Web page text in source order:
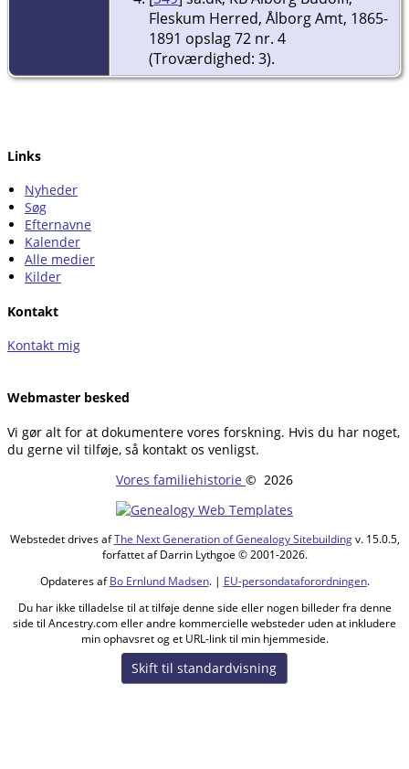
Fleskum Herred, Ålborg Amt, 1865-
1891 opslag 72 nr. 4
(Troværdighed: 3).
Links
Nyheder
Søg
Efternavne
Kalender
Alle medier
Kilder
Kontakt
Kontakt mig
Webmaster besked
Vi gør alt for at dokumentere vores forskning. Hvis du har noget,
du gerne vil tilføje, så kontakt os venligst.
Vores familiehistorie © 2026
Webstedet drives afThe Next Generation of Genealogy Sitebuildingv. 15.0.5,
forfattet af Darrin Lythgoe © 2001-2026.
Opdateres afBo Ernlund Madsen. | EU-persondataforordningen.
Du har ikke tilladelse til at tilføje denne side eller nogen billeder fra denne
side til Ancestry.com eller andre kommercielle websteder uden at inkludere
min ophavsret og et URL-link til min hjemmeside.
Skift til standardvisning